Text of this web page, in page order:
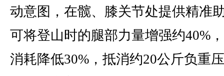
动意图，在髋、膝关节处提供精准
可将登山时的腿部力量增强约40%
消耗降低30%，抵消约20公斤负重